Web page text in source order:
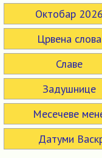
Октобар 2026
Црвена слова
Славе
Задушнице
Месечеве
Датуми